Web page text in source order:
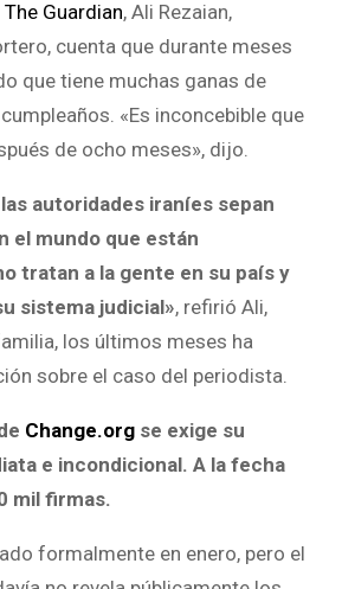
Guardian, Ali Rezaian,
cuenta que durante meses
que tiene muchas ganas de
«Es inconcebible que
de ocho meses», dijo.
autoridades iraníes sepan
el mundo que están
tratan a la gente en su país y
sistema judicial», refirió Ali,
los últimos meses ha
sobre el caso del periodista.
Change.org se exige su
e incondicional. A la fecha
mil firmas.
formalmente en enero, pero el